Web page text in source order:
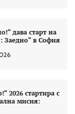
дава старт на
Заедно“ в София
2026 стартира с
мисия: